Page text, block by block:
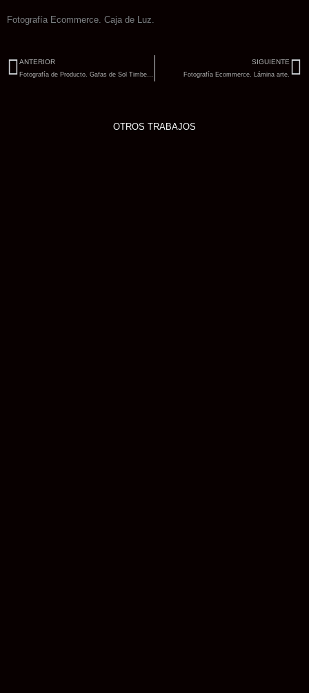
Fotografía Ecommerce. Caja de Luz.
Ant
ANTERIOR
Fotografía de Producto. Gafas de Sol Timberland para tienda Amazon.
SIGUIENTE
Fotografía Ecommerce. Lámina arte.
OTROS TRABAJOS